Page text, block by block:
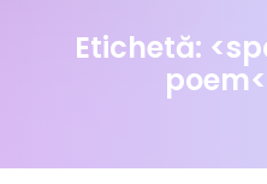
Etichetă: